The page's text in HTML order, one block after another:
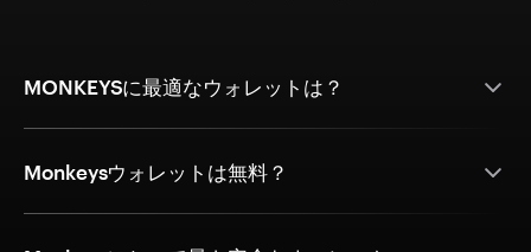
MONKEYSに最適なウォレットは？
Monkeysウォレットは無料？